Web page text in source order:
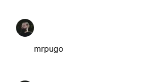
mrpugo